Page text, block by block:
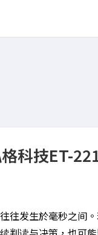
科技ET-
往发生於毫秒之间